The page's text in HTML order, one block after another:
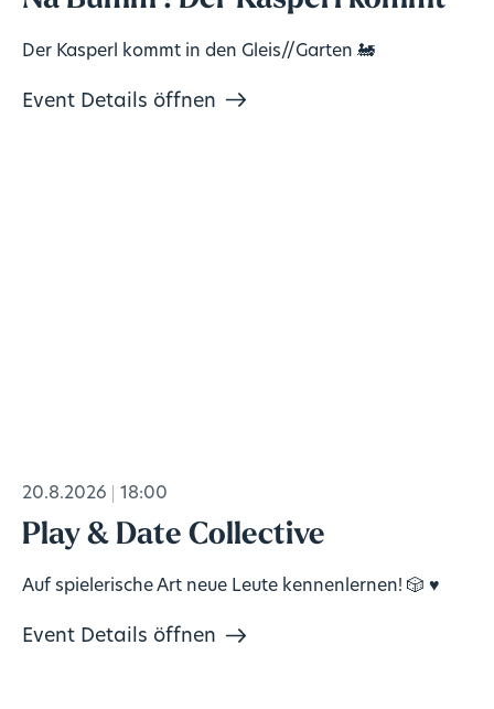
Der Kasperl kommt in den Gleis//Garten 🚂
Event Details öffnen
20.8.2026 18:00
Play & Date Collective
Auf spielerische Art neue Leute kennenlernen! 🎲 ♥️
Event Details öffnen